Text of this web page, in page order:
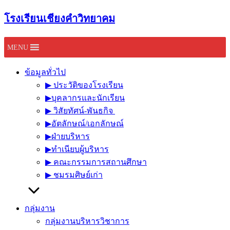
Skip
to
โรงเรียนเชียงคำวิทยาคม
MENU
ข้อมูลทั่วไป
▶︎ ประวัติของโรงเรียน
▶︎บุคลากรและนักเรียน
▶︎ วิสัยทัศน์-พันธกิจ
▶︎อัตลักษณ์/เอกลักษณ์
▶︎ฝ่ายบริหาร
▶︎ทำเนียบผู้บริหาร
▶︎ คณะกรรมการสถานศึกษา
▶︎ ชมรมศิษย์เก่า
กลุ่มงาน
กลุ่มงานบริหารวิชาการ